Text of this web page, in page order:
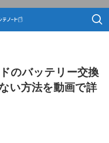
のバッテリー交換
い方法を動画で詳